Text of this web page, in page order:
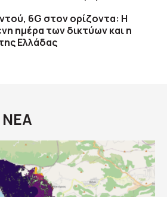
6G στον ορίζοντα: Η
ημέρα των δικτύων και η
Ελλάδας
ΝΕΑ